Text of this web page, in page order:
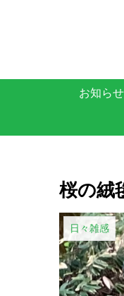
お知らせ
桜の絨
日々雑感